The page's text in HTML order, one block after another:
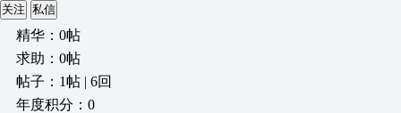
关注 私信
精华：0帖
求助：0帖
帖子：1帖 | 6回
年度积分：0